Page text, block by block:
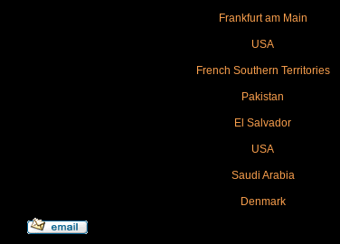
Frankfurt am Main
USA
French Southern Territories
Pakistan
El Salvador
USA
Saudi Arabia
Denmark